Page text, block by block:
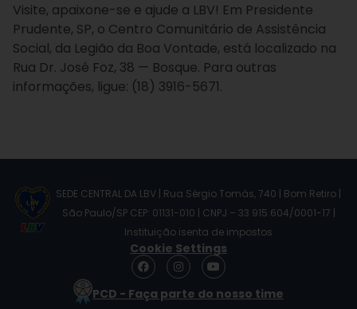
Visite, apaixone-se e ajude a LBV! Em Presidente
Prudente, SP, o Centro Comunitário de Assistência
Social, da Legião da Boa Vontade, está localizado na
Rua Dr. José Foz, 38 — Bosque. Para outras
informações, ligue: (18) 3916-5671.
SEDE CENTRAL DA LBV | Rua Sérgio Tomás, 740 | Bom Retiro |
São Paulo/SP CEP: 01131-010 | CNPJ – 33.915.604/0001-17 |
Instituição isenta de impostos
Cookie Settings
F
a
e
I
n
s
t
Y
o
t
PCD - Faça parte do nosso time